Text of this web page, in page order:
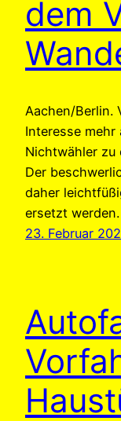
dem
Aachen/Berlin.
Interesse mehr
Nichtwähler zu
Der
daher
ersetzt
23. Februar